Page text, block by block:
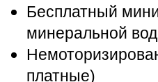
Бесплатный
минеральной
платные)